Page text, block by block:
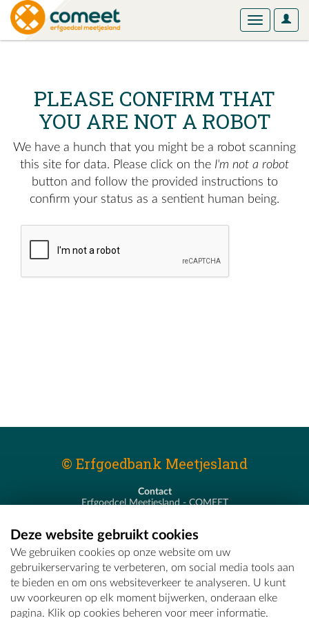
User
Toggle
PLEASE CONFIRM THAT
YOU ARE NOT A ROBOT
We have a hunch that you might be a robot scanning
this site for data. Please click on the I'm not a robot
button and follow the provided instructions to
confirm your status as a sentient human being.
© Erfgoedbank Meetjesland
Contact
Erfgoedcel Meetjesland - COMEET
T - 09 373 75 96
E -erfgoedcel@comeet.be
Deze website gebruikt cookies
We gebruiken cookies op onze website om uw
gebruikerservaring te verbeteren, om social media tools aan
te bieden en om ons websiteverkeer te analyseren. U kunt
uw voorkeuren op elk moment bijwerken, onderaan elke
pagina. Klik op cookies beheren voor meer informatie.